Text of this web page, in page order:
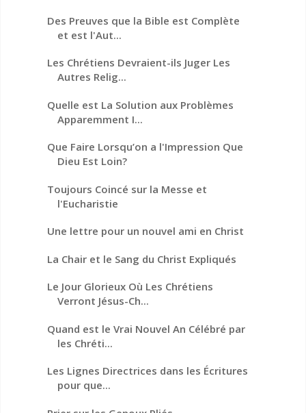
Des Preuves que la Bible est Complète
et est l'Aut...
Les Chrétiens Devraient-ils Juger Les
Autres Relig...
Quelle est La Solution aux Problèmes
Apparemment I...
Que Faire Lorsqu’on a l'Impression Que
Dieu Est Loin?
Toujours Coincé sur la Messe et
l'Eucharistie
Une lettre pour un nouvel ami en Christ
La Chair et le Sang du Christ Expliqués
Le Jour Glorieux Où Les Chrétiens
Verront Jésus-Ch...
Quand est le Vrai Nouvel An Célébré par
les Chréti...
Les Lignes Directrices dans les Écritures
pour que...